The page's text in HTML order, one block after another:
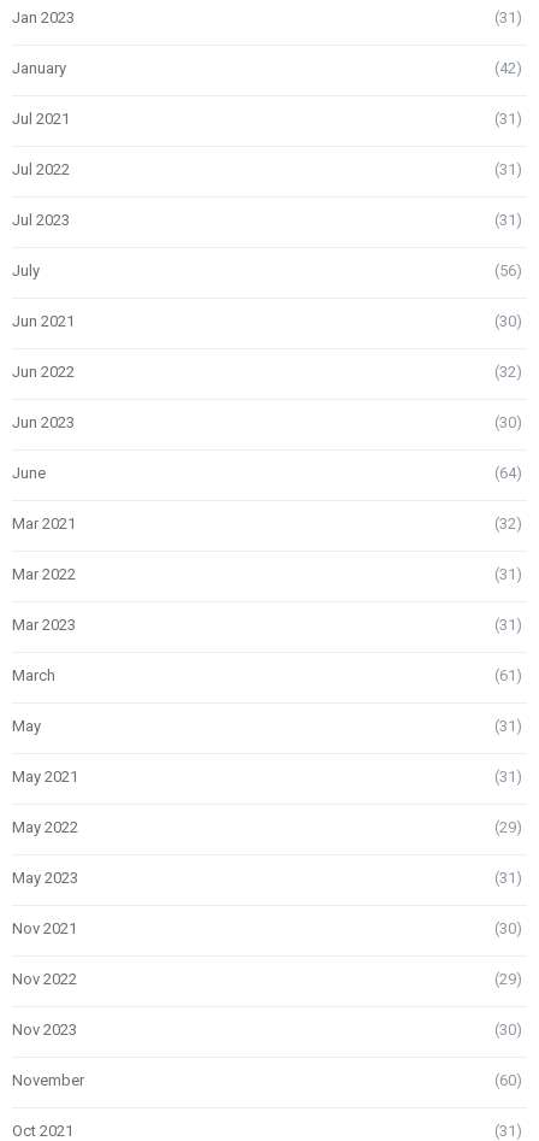
Jan 2023 (31)
January (42)
Jul 2021 (31)
Jul 2022 (31)
Jul 2023 (31)
July (56)
Jun 2021 (30)
Jun 2022 (32)
Jun 2023 (30)
June (64)
Mar 2021 (32)
Mar 2022 (31)
Mar 2023 (31)
March (61)
May (31)
May 2021 (31)
May 2022 (29)
May 2023 (31)
Nov 2021 (30)
Nov 2022 (29)
Nov 2023 (30)
November (60)
Oct 2021 (31)